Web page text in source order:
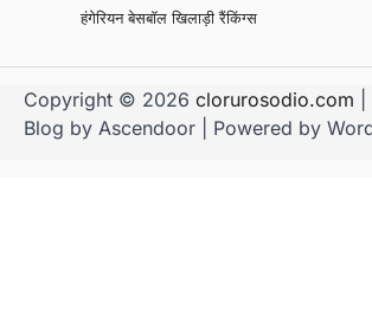
हंगेरियन बेसबॉल खिलाड़ी रैंकिंग्स
Copyright © 2026 clorurosodio.com
Blog by Ascendoor | Powered by